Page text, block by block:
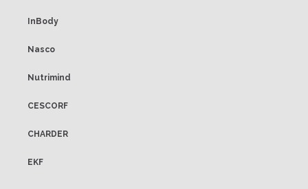
InBody
Nasco
Nutrimind
CESCORF
CHARDER
EKF